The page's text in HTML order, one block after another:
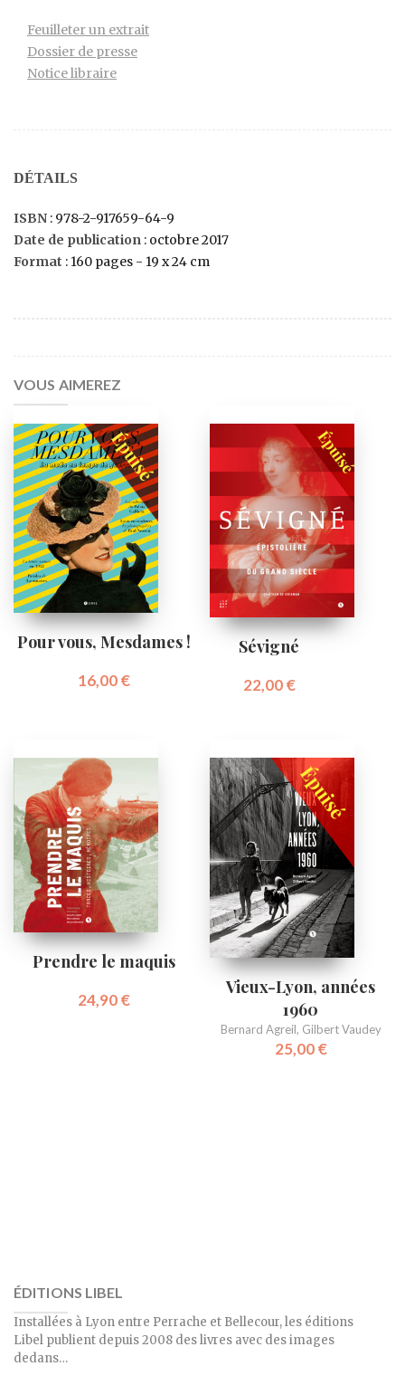
Feuilleter un extrait
Dossier de presse
Notice libraire
DÉTAILS
ISBN : 978-2-917659-64-9
Date de publication : octobre 2017
Format : 160 pages - 19 x 24 cm
VOUS AIMEREZ
Pour vous, Mesdames !
16,00€
Sévigné
22,00€
Prendre le maquis
24,90€
Vieux-Lyon, années
1960
Bernard Agreil, Gilbert Vaudey
25,00€
ÉDITIONS LIBEL
Installées à Lyon entre Perrache et Bellecour, les éditions
Libel publient depuis 2008 des livres avec des images
dedans…